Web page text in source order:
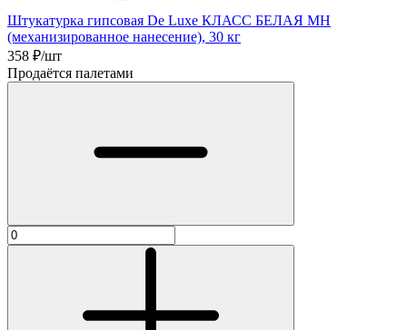
Штукатурка гипсовая De Luxe КЛАСС БЕЛАЯ МН
(механизированное нанесение), 30 кг
358 ₽/шт
Продаётся палетами